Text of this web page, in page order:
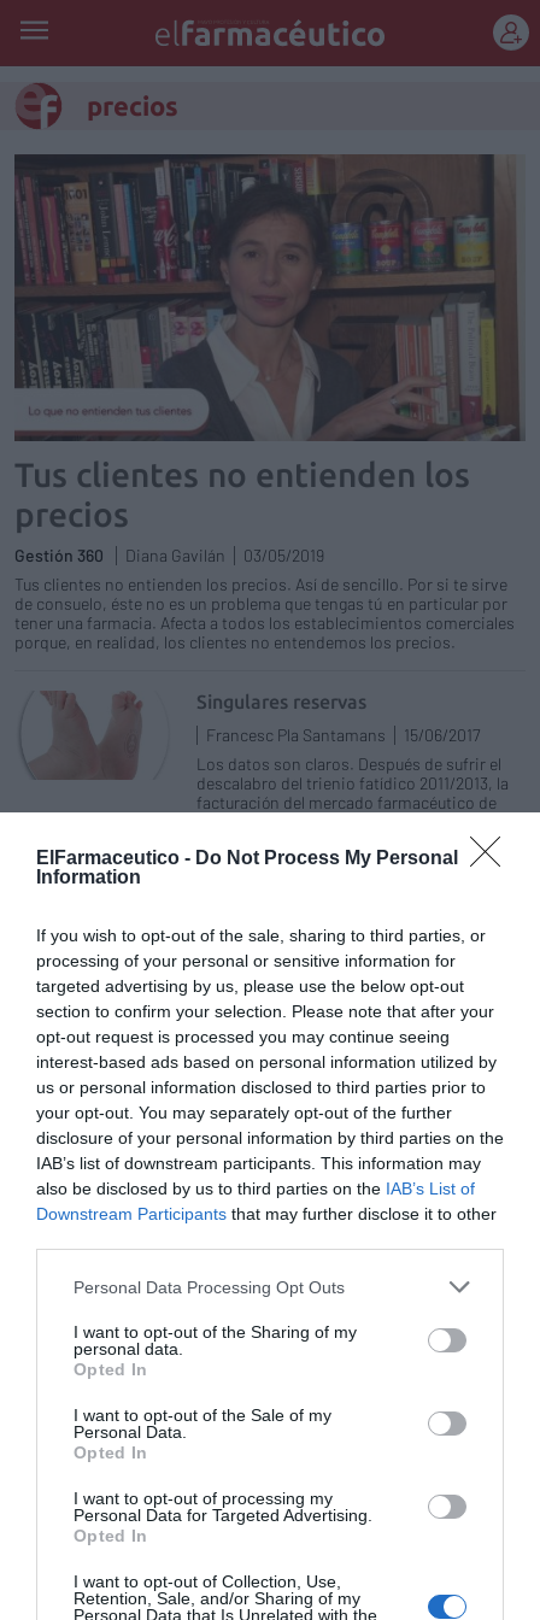
ElFarmaceutico - Do Not Process My Personal
Information
If you wish to opt-out of the sale, sharing to third parties, or
processing of your personal or sensitive information for
targeted advertising by us, please use the below opt-out
section to confirm your selection. Please note that after your
opt-out request is processed you may continue seeing
interest-based ads based on personal information utilized by
us or personal information disclosed to third parties prior to
your opt-out. You may separately opt-out of the further
disclosure of your personal information by third parties on the
IAB’s list of downstream participants. This information may
also be disclosed by us to third parties on the IAB’s List of
Downstream Participants that may further disclose it to other
Personal Data Processing Opt Outs
I want to opt-out of the Sharing of my
personal data.
Opted In
I want to opt-out of the Sale of my
Personal Data.
Opted In
I want to opt-out of processing my
Personal Data for Targeted Advertising.
Opted In
I want to opt-out of Collection, Use,
Retention, Sale, and/or Sharing of my
Personal Data that Is Unrelated with the
precios
Tus clientes no entienden los
precios
Gestión 360 Diana Gavilán
03/05/2019
Tus clientes no entienden los precios. Así de sencillo. Por si te sirve
de consuelo, éste no es un problema que tengas tú en particular por
tener una farmacia. Afecta a todos los establecimientos comerciales
porque, en realidad, los clientes no entendemos los precios.
Singulares reservas
Francesc Pla Santamans
15/06/2017
Los datos son claros. Después de sufrir el
descalabro del trienio fatídico 2011/2013, la
facturación del mercado farmacéutico de
fondo y en ese fondo se mantiene, aunque se
atisba una ligera tendencia al alza.
precios?
Redacción
24/11/2015
Medicamentos: ¿libertad de precios? A esta
pregunta responden Eladio González Miñor,
presidente de FEDIFAR, y Vicente Ortún, del
Centro de Investigación en Economía y
Salud de la Universidad Pompeu Fabra.
El precio medio de los
medicamentos en España es un 15%
inferior a la media de los países de
la Eurozona
El precio medio por unidad estándar de
inferior a la media de los países de la
Eurozona en 2013. Así, nuestro país aparece
Estonia y Letonia, según recoge el Boletín de
Coyuntura del Mercado del Medicamento en
Las bajadas voluntarias de precios solicitadas en junio no
serán efectivas a efectos de facturación hasta agosto
Noticias y novedades Redacción
18/06/2012
Ante la confusión existente entre los titulares de las oficinas de